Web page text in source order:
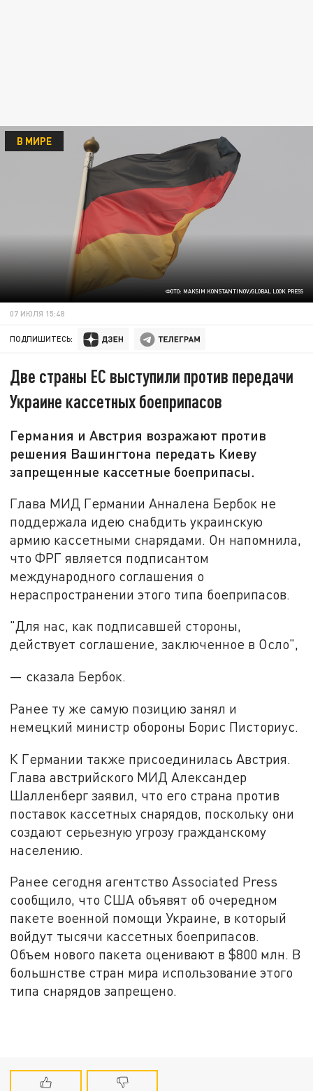
ФОТО: MAKSIM KONSTANTINOV/GLOBAL LOOK PRESS
В МИРЕ
07 ИЮЛЯ 15:48
ПОДПИШИТЕСЬ:
Две страны ЕС выступили против передачи
Украине кассетных боеприпасов
Германия и Австрия возражают против
решения Вашингтона передать Киеву
запрещенные кассетные боеприпасы.
Глава МИД Германии Анналена Бербок не
поддержала идею снабдить украинскую
армию кассетными снарядами. Он напомнила,
что ФРГ является подписантом
международного соглашения о
нераспространении этого типа боеприпасов.
"Для нас, как подписавшей стороны,
действует соглашение, заключенное в Осло",
— сказала Бербок.
Ранее ту же самую позицию занял и
немецкий министр обороны Борис Писториус.
К Германии также присоединилась Австрия.
Глава австрийского МИД Александер
Шалленберг заявил, что его страна против
поставок кассетных снарядов, поскольку они
создают серьезную угрозу гражданскому
населению.
Ранее сегодня агентство Associated Press
сообщило, что США объявят об очередном
пакете военной помощи Украине, в который
войдут тысячи кассетных боеприпасов.
Объем нового пакета оценивают в $800 млн. В
большнстве стран мира использование этого
типа снарядов запрещено.